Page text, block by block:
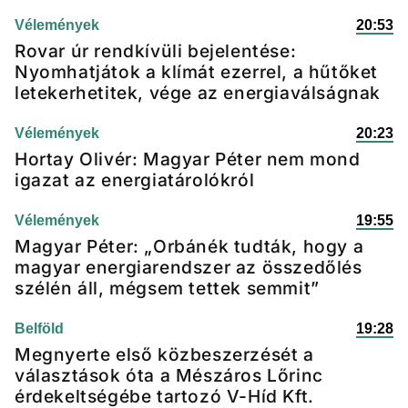
Vélemények 20:53
Rovar úr rendkívüli bejelentése:
Nyomhatjátok a klímát ezerrel, a hűtőket
letekerhetitek, vége az energiaválságnak
Vélemények 20:23
Hortay Olivér: Magyar Péter nem mond
igazat az energiatárolókról
Vélemények 19:55
Magyar Péter: „Orbánék tudták, hogy a
magyar energiarendszer az összedőlés
szélén áll, mégsem tettek semmit”
Belföld 19:28
Megnyerte első közbeszerzését a
választások óta a Mészáros Lőrinc
érdekeltségébe tartozó V-Híd Kft.